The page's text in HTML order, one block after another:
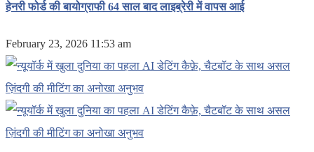
हेनरी फोर्ड की बायोग्राफी 64 साल बाद लाइब्रेरी में वापस आई
February 23, 2026 11:53 am